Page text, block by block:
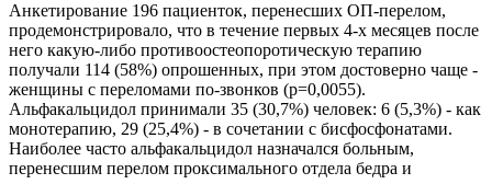
Анкетирование 196 пациенток, перенесших ОП-перелом,
продемонстрировало, что в течение первых 4-х месяцев после
него какую-либо противоостеопоротическую терапию
получали 114 (58%) опрошенных, при этом достоверно чаще -
женщины с переломами по-звонков (p=0,0055).
Альфакальцидол принимали 35 (30,7%) человек: 6 (5,3%) - как
монотерапию, 29 (25,4%) - в сочетании с бисфосфонатами.
Наиболее часто альфакальцидол назначался больным,
перенесшим перелом проксимального отдела бедра и